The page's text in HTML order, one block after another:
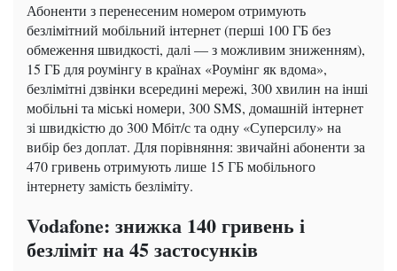
Абоненти з перенесеним номером отримують
безлімітний мобільний інтернет (перші 100 ГБ без
обмеження швидкості, далі — з можливим зниженням),
15 ГБ для роумінгу в країнах «Роумінг як вдома»,
безлімітні дзвінки всередині мережі, 300 хвилин на інші
мобільні та міські номери, 300 SMS, домашній інтернет
зі швидкістю до 300 Мбіт/с та одну «Суперсилу» на
вибір без доплат. Для порівняння: звичайні абоненти за
470 гривень отримують лише 15 ГБ мобільного
інтернету замість безліміту.
Vodafone: знижка 140 гривень і
безліміт на 45 застосунків